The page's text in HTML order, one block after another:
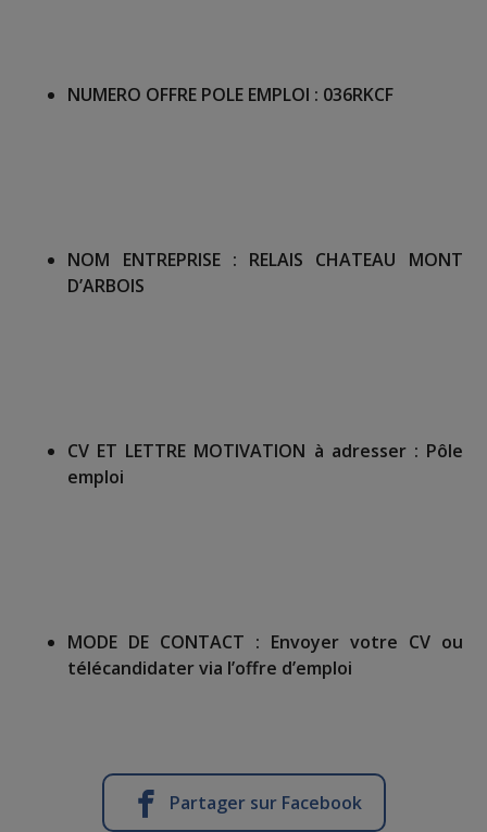
NUMERO OFFRE POLE EMPLOI : 036RKCF
NOM ENTREPRISE : RELAIS CHATEAU MONT
D’ARBOIS
CV ET LETTRE MOTIVATION à adresser : Pôle
emploi
MODE DE CONTACT : Envoyer votre CV ou
télécandidater via l’offre d’emploi
Partager sur Facebook